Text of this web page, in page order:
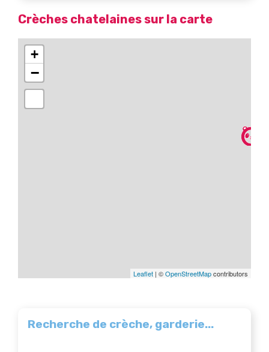
Crèches chatelaines sur la carte
+
−
Leaflet | ©OpenStreetMapcontributors
Recherche de crèche, garderie...